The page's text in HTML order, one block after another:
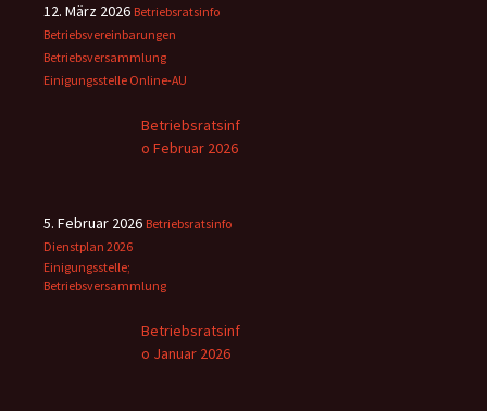
12. März 2026 Betriebsratsinfo
Betriebsvereinbarungen
Betriebsversammlung
Einigungsstelle Online-AU
Betriebsratsinf
o Februar 2026
5. Februar 2026 Betriebsratsinfo
Dienstplan 2026
Einigungsstelle;
Betriebsversammlung
Betriebsratsinf
o Januar 2026